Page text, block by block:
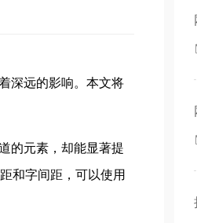
深远的影响。本文将
的元素，却能显著提
和字间距，可以使用